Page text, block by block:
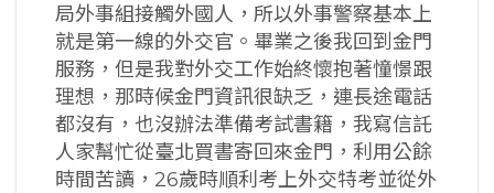
局外事組接觸外國人，所以外事警察基本上
就是第一線的外交官。畢業之後我回到金門
服務，但是我對外交工作始終懷抱著憧憬跟
理想，那時候金門資訊很缺乏，連長途電話
都沒有，也沒辦法準備考試書籍，我寫信託
人家幫忙從臺北買書寄回來金門，利用公餘
時間苦讀，26歲時順利考上外交特考並從外